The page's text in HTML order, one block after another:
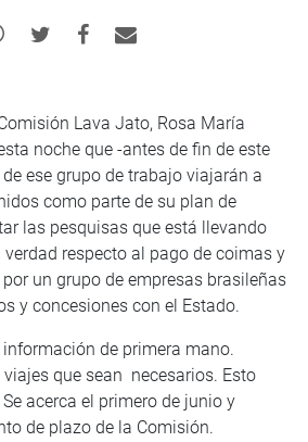
Lava Jato, Rosa María
noche que -antes de fin de este
ese grupo de trabajo viajarán a
como parte de su plan de
las pesquisas que está llevando
respecto al pago de coimas y
un grupo de empresas brasileñas
y concesiones con el Estado.
información de primera mano.
que sean necesarios. Esto
acerca el primero de junio y
de plazo de la Comisión.